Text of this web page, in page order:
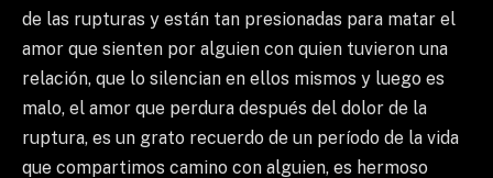
de las rupturas y están tan presionadas para matar el
amor que sienten por alguien con quien tuvieron una
relación, que lo silencian en ellos mismos y luego es
malo, el amor que perdura después del dolor de la
ruptura, es un grato recuerdo de un período de la vida
que compartimos camino con alguien, es hermoso